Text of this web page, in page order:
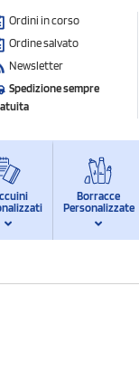
Ordini in corso
Ordine salvato
Newsletter
Spedizione sempre
Borracce
Personalizzate